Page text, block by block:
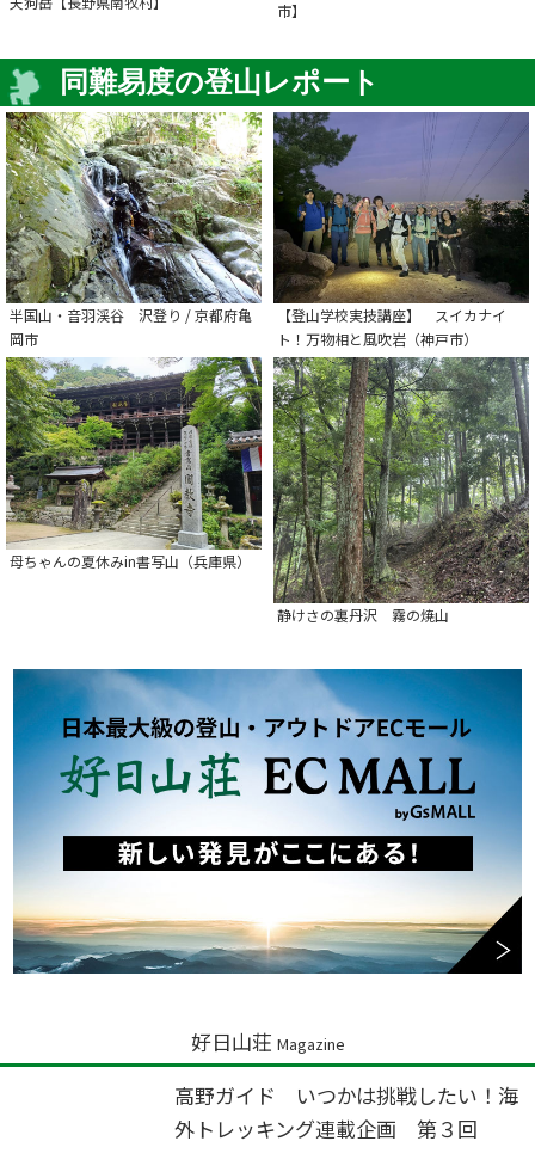
市】
同難易度の登山レポート
半国山・音羽渓谷 沢登り / 京都府亀
岡市
【登山学校実技講座】 スイカナイ
ト！万物相と風吹岩（神戸市）
母ちゃんの夏休みin書写山（兵庫県）
静けさの裏丹沢 霧の焼山
好日山荘 Magazine
高野ガイド いつかは挑戦したい！海
外トレッキング連載企画 第３回